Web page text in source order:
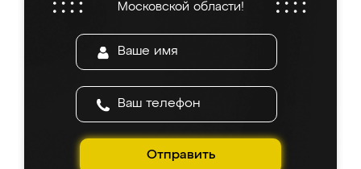
Московской области!
Отправить